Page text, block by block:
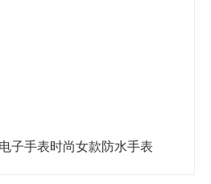
子手表时尚女款防水手表